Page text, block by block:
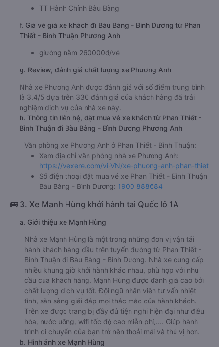
TT Hành Chính Bàu Bàng
f. Giá vé giá xe khách đi Bàu Bàng - Bình Dương từ Phan
Thiết - Bình Thuận Phương Anh
giường nằm 260000đ/vé
g. Review, đánh giá chất lượng xe Phương Anh
Nhà xe Phương Anh được đánh giá với số điểm trung bình
là 3.4/5 dựa trên 330 đánh giá của khách hàng đã trải
nghiệm dịch vụ của nhà xe này.
h. Thông tin liên hệ, đặt mua vé xe khách từ Phan Thiết -
Bình Thuận đi Bàu Bàng - Bình Dương Phương Anh
Văn phòng xe Phương Anh ở Phan Thiết - Bình Thuận:
Xem địa chỉ văn phòng nhà xe Phương Anh:
https://vexere.com/vi-VN/xe-phuong-anh-phan-thiet
Số điện thoại đặt mua vé xe Phan Thiết - Bình Thuận
Bàu Bàng - Bình Dương: 1900 888684
🚌 3. Xe Mạnh Hùng khởi hành tại Quốc lộ 1A
a. Giới thiệu xe Mạnh Hùng
Nhà xe Mạnh Hùng là một trong những đơn vị vận tải
hành khách hàng đầu trên tuyến đường từ Phan Thiết -
Bình Thuận đi Bàu Bàng - Bình Dương. Nhà xe cung cấp
nhiều khung giờ khởi hành khác nhau, phù hợp với nhu
cầu của khách hàng. Mạnh Hùng được đánh giá cao bởi
chất lượng dịch vụ tốt. Đội ngũ nhân viên tư vấn nhiệt
tình, sẵn sàng giải đáp mọi thắc mắc của hành khách.
Trên xe được trang bị đầy đủ tiện nghi hiện đại như điều
hòa, nước uống, wifi tốc độ cao miễn phí,.... Giúp hành
trình di chuyển của bạn trở nên thoải mái và thú vị hơn.
b. Hình ảnh xe Mạnh Hùng